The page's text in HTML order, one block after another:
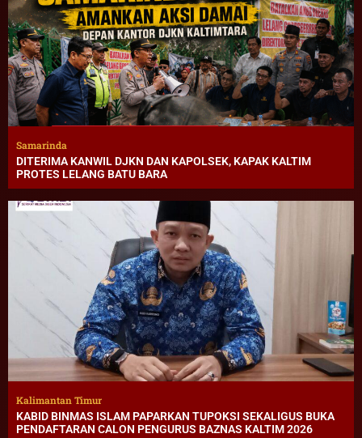
Samarinda
DITERIMA KANWIL DJKN DAN KAPOLSEK, KAPAK KALTIM
PROTES LELANG BATU BARA
Kalimantan Timur
KABID BINMAS ISLAM PAPARKAN TUPOKSI SEKALIGUS BUKA
PENDAFTARAN CALON PENGURUS BAZNAS KALTIM 2026